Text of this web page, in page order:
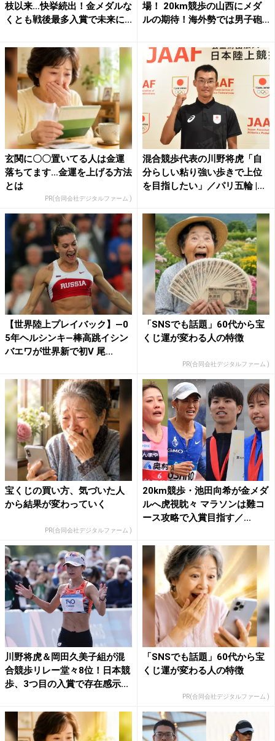
枝以来…快挙続出！金メダルな
くとも戦後最多入賞で未来に...
場！ 20km競歩の山西にメダ
ルの期待！海外勢では男子砲...
玄関に〇〇置いてる人は金運
落ちてます…金運を上げる方法
とは
PR(合同会社デジタルファーム )
混合競歩代表の川野将虎「自
分らしい粘り強い歩きで上位
を目指したい」／パリ五輪 |...
【世界陸上プレイバック】―0
5年ヘルシンキ―棒高跳イシン
バエワが世界新で初V 尾...
「SNSでも話題」60代から宝
くじ運が変わる人の特徴
PR(合同会社デジタルファーム )
宝くじの買い方、気づいた人
から結果が変わっていく
PR(合同会社デジタルファーム )
20km競歩・池田向希が金メダ
ルへ虎視眈々 マラソンは難コ
ース攻略で入賞目指す／...
川野将虎＆岡田久美子組が混
合競歩リレー堂々8位！日本競
歩、3つ目の入賞で存在感示...
「SNSでも話題」60代から宝
くじ運が変わる人の特徴
PR(合同会社デジタルファーム )